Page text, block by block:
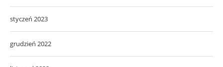
styczeń 2023
grudzień 2022